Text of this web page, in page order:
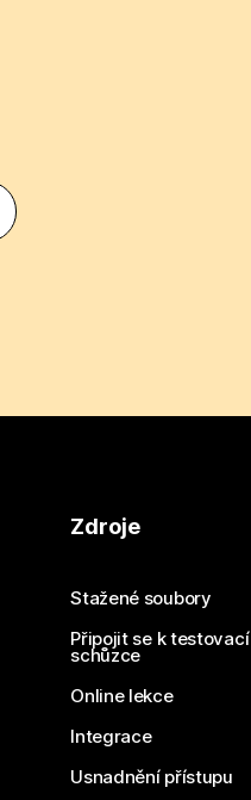
Zdroje
Stažené soubory
Připojit se k testovací
schůzce
Online lekce
Integrace
Usnadnění přístupu